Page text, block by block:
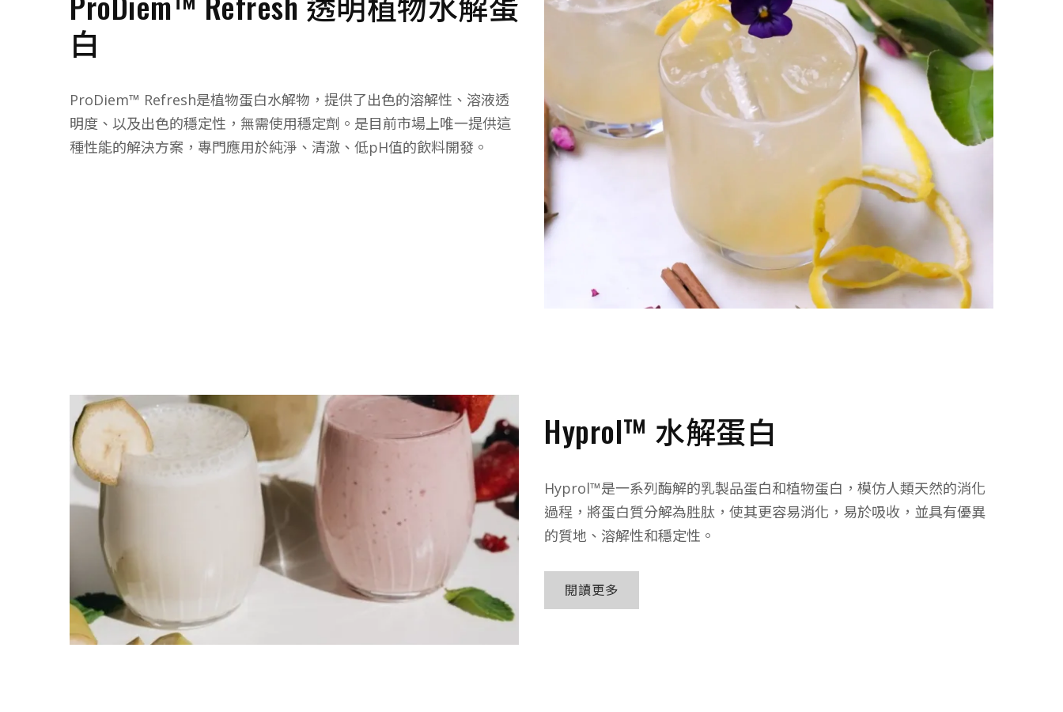
白
ProDiem™ Refresh是植物蛋白水解物，提供了出色的溶解性、溶液透
明度、以及出色的穩定性，無需使用穩定劑。是目前市場上唯一提供這
種性能的解決方案，專門應用於純淨、清澈、低pH值的飲料開發。
Hyprol™ 水解蛋白
Hyprol™是一系列酶解的乳製品蛋白和植物蛋白，模仿人類天然的消化
過程，將蛋白質分解為胜肽，使其更容易消化，易於吸收，並具有優異
的質地、溶解性和穩定性。
閱讀更多